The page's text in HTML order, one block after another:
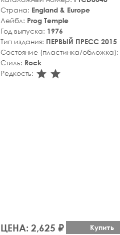
Страна: England & Europe
Лейбл: Prog Temple
Год выпуска: 1976
Тип издания: ПЕРВЫЙ ПРЕСС 2015
Состояние (пластинка/обложка):
Стиль: Rock
Редкость: star_rate
star_rate
ЦЕНА: 2,625 ₽ Купить